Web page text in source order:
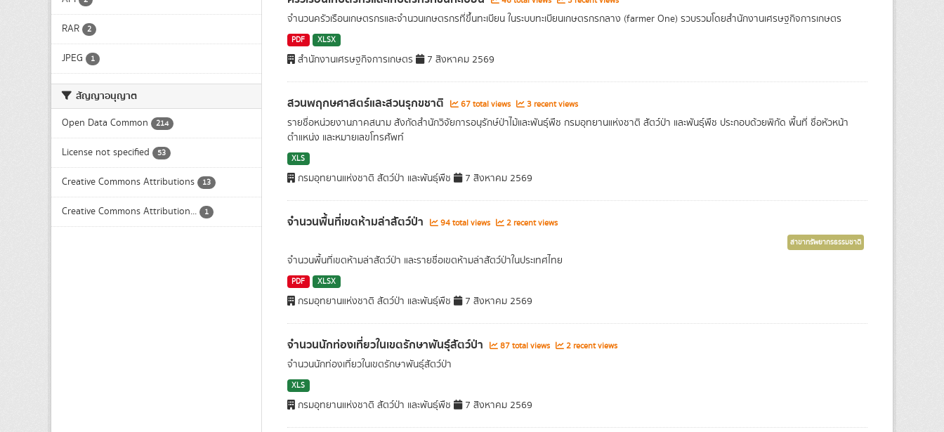
RAR 2
JPEG 1
สัญญาอนุญาต
Open Data Common 214
License not specified 53
Creative Commons Attributions 13
Creative Commons Attribution... 1
จำนวนครัวเรือนเกษตรกรและจำนวนเกษตรกรที่ขึ้นทะเบียน ในระบบทะเบียนเกษตรกรกลาง (farmer One) รวบรวมโดยสำนักงานเศรษฐกิจการเกษตร
PDF XLSX
สำนักงานเศรษฐกิจการเกษตร 7 สิงหาคม 2569
สวนพฤกษศาสตร์และสวนรุกขชาติ 67 total views 3 recent views
รายชื่อหน่วยงานภาคสนาม สังกัดสำนักวิจัยการอนุรักษ์ป่าไม้และพันธุ์พืช กรมอุทยานแห่งชาติ สัตว์ป่า และพันธุ์พืช ประกอบด้วยพิกัด พื้นที่ ชื่อหัวหน้า
ตำแหน่ง และหมายเลขโทรศัพท์
XLS
กรมอุทยานแห่งชาติ สัตว์ป่า และพันธุ์พืช 7 สิงหาคม 2569
จำนวนพื้นที่เขตห้ามล่าสัตว์ป่า 94 total views 2 recent views
สาขาทรัพยากรธรรมชาติ
จำนวนพื้นที่เขตห้ามล่าสัตว์ป่า และรายชื่อเขตห้ามล่าสัตว์ป่าในประเทศไทย
PDF XLSX
กรมอุทยานแห่งชาติ สัตว์ป่า และพันธุ์พืช 7 สิงหาคม 2569
จำนวนนักท่องเที่ยวในเขตรักษาพันธุ์สัตว์ป่า 87 total views 2 recent views
จำนวนนักท่องเที่ยวในเขตรักษาพันธุ์สัตว์ป่า
XLS
กรมอุทยานแห่งชาติ สัตว์ป่า และพันธุ์พืช 7 สิงหาคม 2569